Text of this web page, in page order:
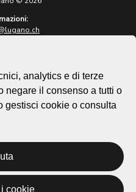
analytics e di terze
negare il consenso a tutti o
gestisci cookie o consulta
cookie